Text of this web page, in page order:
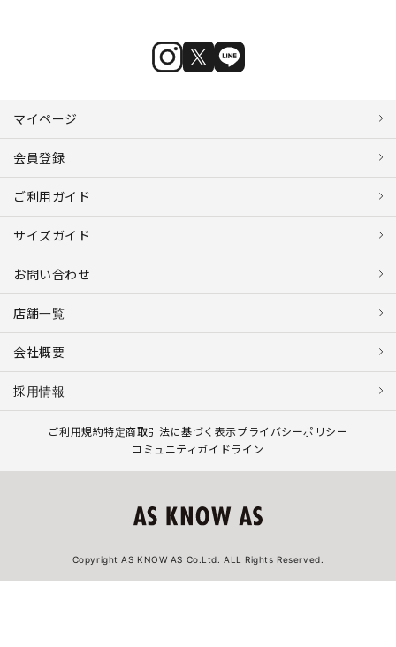
マイページ
会員登録
ご利用ガイド
サイズガイド
お問い合わせ
店舗一覧
会社概要
採用情報
ご利用規約特定商取引法に基づく表示プライバシーポリシー
コミュニティガイドライン
Copyright AS KNOW AS Co.Ltd. ALL Rights Reserved.